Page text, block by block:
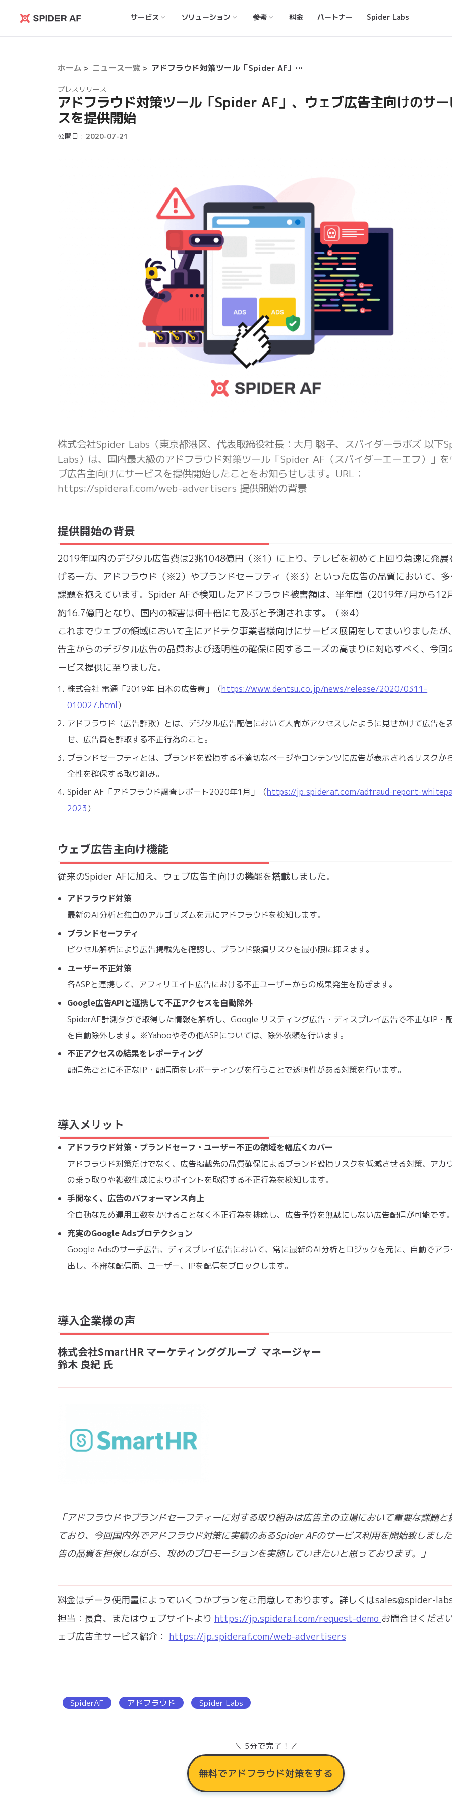
Spider
サービス ソリューション 参考 料金 パートナー Spider Labs
ホーム ニュース一覧 ​アドフラウド対策ツール「Spider AF」、ウェブ広告主向けのサービスを提供開始
プレスリリース
アドフラウド対策ツール「Spider AF」、ウェブ広告主向けのサ
スを提供開始
公開日 : 2020-07-21
株式会社Spider Labs（東京都港区、代表取締役社長：大月 聡子、スパイダーラボズ 以下
Labs）は、国内最大級のアドフラウド対策ツール「Spider AF（スパイダーエーエフ）」を
ブ広告主向けにサービスを提供開始したことをお知らせします。URL：
https://spideraf.com/web-advertisers 提供開始の背景
提供開始の背景
2019年国内のデジタル広告費は2兆1048億円（※1）に上り、テレビを初めて上回り急速に発展
げる一方、アドフラウド（※2）やブランドセーフティ（※3）といった広告の品質において、多
課題を抱えています。Spider AFで検知したアドフラウド被害額は、半年間（2019年7月から12
約16.7億円となり、国内の被害は何十倍にも及ぶと予測されます。（※4）
これまでウェブの領域において主にアドテク事業者様向けにサービス展開をしてまいりましたが
告主からのデジタル広告の品質および透明性の確保に関するニーズの高まりに対応すべく、今回
ービス提供に至りました。
株式会社 電通「2019年 日本の広告費」（https://www.dentsu.co.jp/news/release/2020/0311-
010027.html）
アドフラウド（広告詐欺）とは、デジタル広告配信において人間がアクセスしたように見せかけて広告を
せ、広告費を詐取する不正行為のこと。
ブランドセーフティとは、ブランドを毀損する不適切なページやコンテンツに広告が表示されるリスクか
全性を確保する取り組み。
Spider AF「アドフラウド調査レポート2020年1月」（https://jp.spideraf.com/adfraud-report-
2023）
ウェブ広告主向け機能
従来のSpider AFに加え、ウェブ広告主向けの機能を搭載しました。
アドフラウド対策
最新のAI分析と独自のアルゴリズムを元にアドフラウドを検知します。
ブランドセーフティ
ピクセル解析により広告掲載先を確認し、ブランド毀損リスクを最小限に抑えます。
ユーザー不正対策
各ASPと連携して、アフィリエイト広告における不正ユーザーからの成果発生を防ぎます。
​Google広告APIと連携して不正アクセスを自動除外
SpiderAF計測タグで取得した情報を解析し、Google リスティング広告・ディスプレイ広告で不正なIP・
を自動除外します。※Yahooやその他ASPについては、除外依頼を行います。
不正アクセスの結果をレポーティング
配信先ごとに不正なIP・配信面をレポーティングを行うことで透明性がある対策を行います。
導入メリット
アドフラウド対策・ブランドセーフ・ユーザー不正の領域を幅広くカバー
アドフラウド対策だけでなく、広告掲載先の品質確保によるブランド毀損リスクを低減させる対策、アカ
の乗っ取りや複数生成によりポイントを取得する不正行為を検知します。
手間なく、広告のパフォーマンス向上
全自動なため運用工数をかけることなく不正行為を排除し、広告予算を無駄にしない広告配信が可能です
充実のGoogle Adsプロテクション
Google Adsのサーチ広告、ディスプレイ広告において、常に最新のAI分析とロジックを元に、自動でア
出し、不審な配信面、ユーザー、IPを配信をブロックします。
導入企業様の声
株式会社SmartHR マーケティンググループ マネージャー
鈴木 良紀 氏
「アドフラウドやブランドセーフティーに対する取り組みは広告主の立場において重要な課題と
ており、今回国内外でアドフラウド対策に実績のあるSpider AFのサービス利用を開始致しまし
告の品質を担保しながら、攻めのプロモーションを実施していきたいと思っております。」
料金はデータ使用量によっていくつかプランをご用意しております。詳しくはsales@spider-
担当：長倉、またはウェブサイトより https://jp.spideraf.com/request-demo お問合せくださ
ェブ広告主サービス紹介： https://jp.spideraf.com/web-advertisers
SpiderAF アドフラウド Spider Labs
＼ 5分で完了！／
無料でアドフラウド対策をする